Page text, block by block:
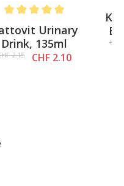
Average rating of 5 out of 5
Urinary
Drink, 135ml
2.15 CHF 2.10
CHF